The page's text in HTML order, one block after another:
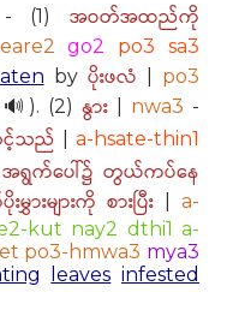
(1)အဝတ်အထည်ကို
go2
po3 sa3
by ပိုးဖလံ
po3
🔊). (2) နွား| nwa3 -
သည် |a-hsate-thin1
အရွက်ပေါ်၌ တွယ်ကပ်နေ
များကို စားပြီး
a-
kut nay2 dthi1 a-
po3-hmwa3 mya3
leaves infested